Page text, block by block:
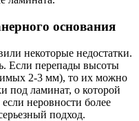
основания
некоторые недостатки.
Если перепады высоты
2-3 мм), то их можно
под ламинат, о которой
неровности более
подход.